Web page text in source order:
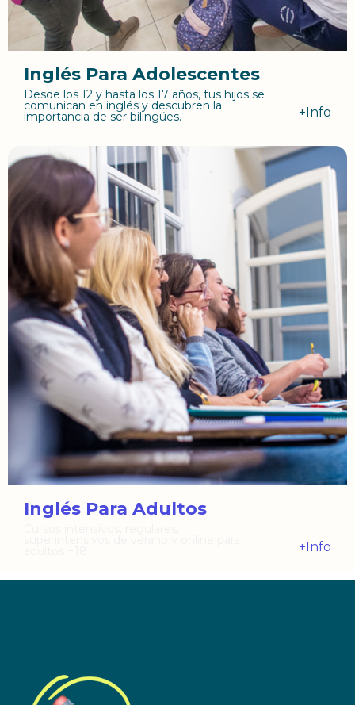
Inglés Para Adolescentes
Desde los 12 y hasta los 17 años, tus hijos se
comunican en inglés y descubren la
importancia de ser bilingües. +Info
Inglés Para Adultos
+Info